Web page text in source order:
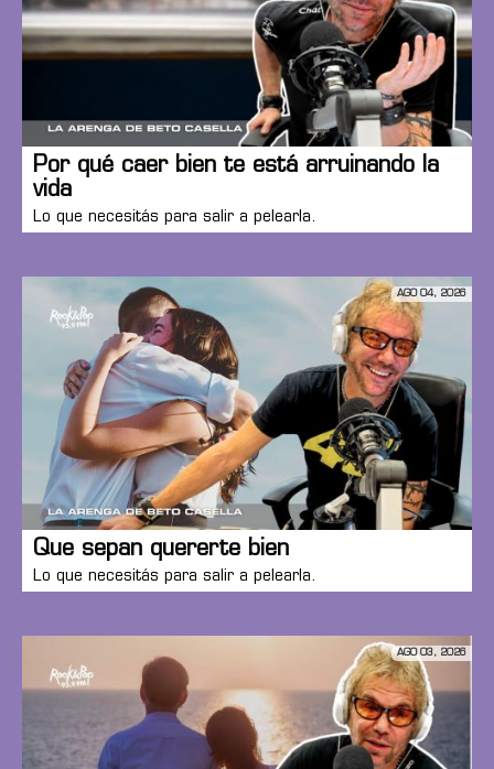
Por qué caer bien te está arruinando la
vida
Lo que necesitás para salir a pelearla.
AGO 04, 2026
Que sepan quererte bien
Lo que necesitás para salir a pelearla.
AGO 03, 2026